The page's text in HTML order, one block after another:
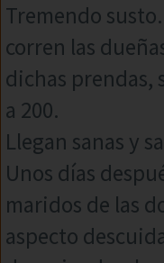
Tremendo
corren las
dichas prendas,
a 200.
Llegan sanas y
Unos días
maridos de las
aspecto